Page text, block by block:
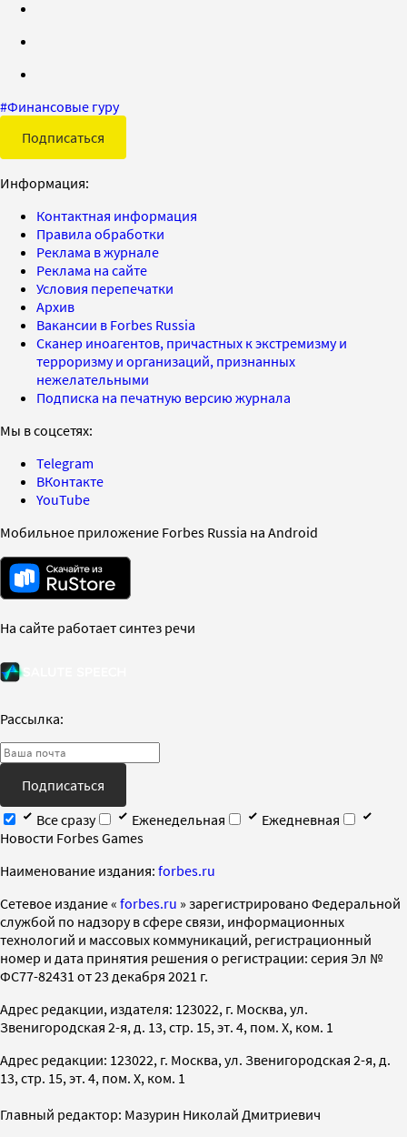
#Финансовые гуру
Подписаться
Информация:
Контактная информация
Правила обработки
Реклама в журнале
Реклама на сайте
Условия перепечатки
Архив
Вакансии в Forbes Russia
Сканер иноагентов, причастных к экстремизму и
терроризму и организаций, признанных
нежелательными
Подписка на печатную версию журнала
Мы в соцсетях:
Telegram
ВКонтакте
YouTube
Мобильное приложение Forbes Russia на Android
На сайте работает синтез речи
Рассылка:
Подписаться
Все сразу
Еженедельная
Ежедневная
Новости Forbes Games
Наименование издания: forbes.ru
Cетевое издание « forbes.ru » зарегистрировано Федеральной
службой по надзору в сфере связи, информационных
технологий и массовых коммуникаций, регистрационный
номер и дата принятия решения о регистрации: серия Эл №
ФС77-82431 от 23 декабря 2021 г.
Адрес редакции, издателя: 123022, г. Москва, ул.
Звенигородская 2-я, д. 13, стр. 15, эт. 4, пом. X, ком. 1
Адрес редакции: 123022, г. Москва, ул. Звенигородская 2-я, д.
13, стр. 15, эт. 4, пом. X, ком. 1
Главный редактор: Мазурин Николай Дмитриевич